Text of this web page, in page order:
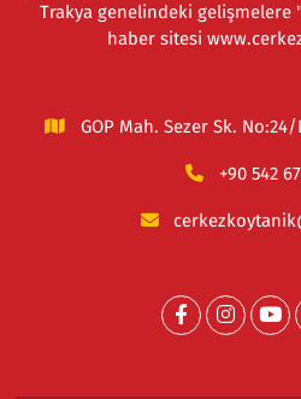
Trakya genelindeki gelişmelere
haber sitesi
GOP Mah. Sezer Sk.
+90 542